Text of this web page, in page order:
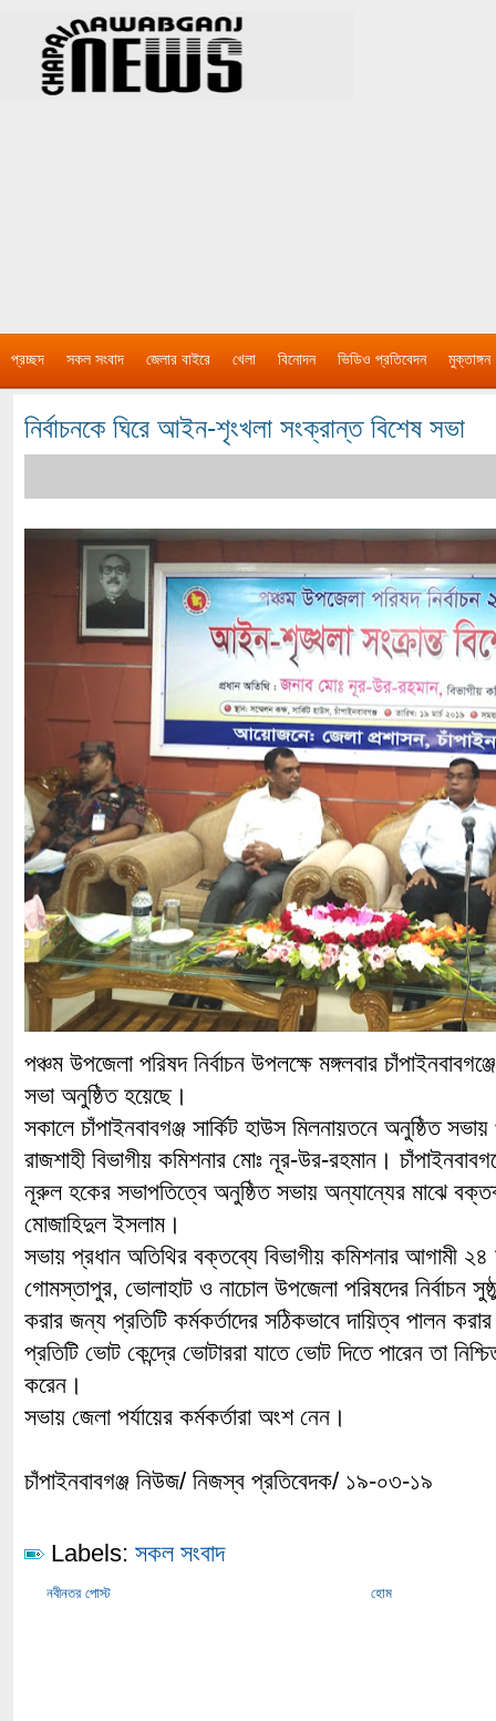
প্রচ্ছদ সকল সংবাদ জেলার বাইরে খেলা বিনোদন ভিডিও প্রতিবেদন মুক্তাঙ্গন
নির্বাচনকে ঘিরে আইন-শৃংখলা সংক্রান্ত বিশেষ সভা
পঞ্চম উপজেলা পরিষদ নির্বাচন উপলক্ষে মঙ্গলবার
সভা অনুষ্ঠিত হয়েছে।
সকালে চাঁপাইনবাবগঞ্জ সার্কিট হাউস মিলনায়তনে অনুষ্ঠিত
রাজশাহী বিভাগীয় কমিশনার মোঃ নূর-উর-রহমান।
নূরুল হকের সভাপতিত্বে অনুষ্ঠিত সভায় অন্যান্যের মাঝে
মোজাহিদুল ইসলাম।
সভায় প্রধান অতিথির বক্তব্যে বিভাগীয় কমিশনার আগামী ২৪
গোমস্তাপুর, ভোলাহাট ও নাচোল উপজেলা পরিষদের নির্বাচন
করার জন্য প্রতিটি কর্মকর্তাদের সঠিকভাবে দায়িত্ব পালন
প্রতিটি ভোট কেন্দ্রে ভোটাররা যাতে ভোট দিতে পারেন তা
করেন।
সভায় জেলা পর্যায়ের কর্মকর্তারা অংশ নেন।
চাঁপাইনবাবগঞ্জ নিউজ/ নিজস্ব প্রতিবেদক/ ১৯-০৩-১৯
Labels: সকল সংবাদ
নবীনতর পোস্ট হোম